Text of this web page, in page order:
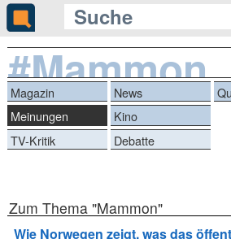
#Mammon
Magazin News
Meinungen
Kino
TV-Kritik
Debatte
Zum Thema "Mammon"
Wie Norwegen zeigt, was das